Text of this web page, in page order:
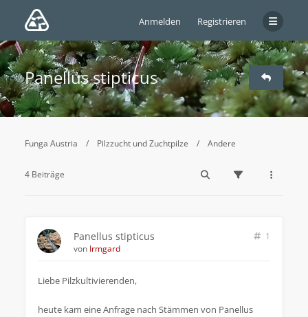
Anmelden Registrieren
Panellus stipticus
Funga Austria Pilzzucht und Zuchtpilze Andere
4 Beiträge
Panellus stipticus
1
von Irmgard
Liebe Pilzkultivierenden,
heute kam eine Anfrage nach Stämmen von Panellus